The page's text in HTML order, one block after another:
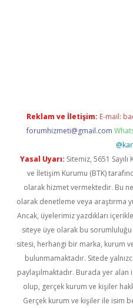
Reklam ve İletişim: E-mail:
forumhizmeti@gmail.com
Yasal Uyarı: Sitemiz, 5651
ve İletişim Kurumu (BTK)
olarak hizmet vermektedir. Bu
olarak denetleme veya araştırma
Ancak, üyelerimiz yazdıkları
siteye üye olarak bu
sitesi, herhangi bir marka, kurum
bulunmamaktadır. Sitede
paylaşılmaktadır. Burada yer
olup, gerçek kurum ve kişiler
Gerçek kurum ve kişiler ile isim